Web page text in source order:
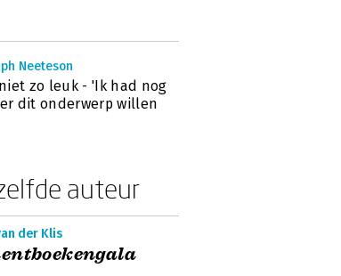
Neeteson
zo leuk - 'Ik had nog
dit onderwerp willen
auteur
der Klis